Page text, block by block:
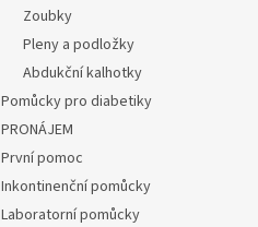
Zoubky
Pleny a podložky
Abdukční kalhotky
Pomůcky pro diabetiky
PRONÁJEM
První pomoc
Inkontinenční pomůcky
Laboratorní pomůcky